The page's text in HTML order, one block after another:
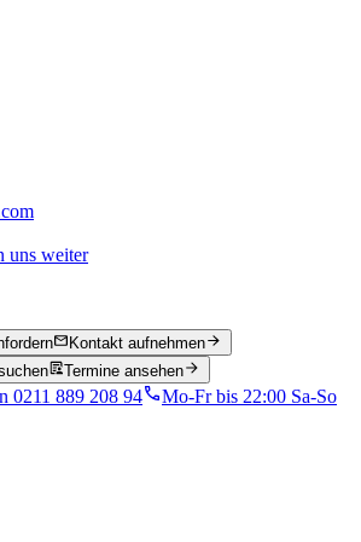
uns weiter
Kontakt aufnehmen
Termine ansehen
0211 889 208 94
Mo-Fr bis 22:00 Sa-So